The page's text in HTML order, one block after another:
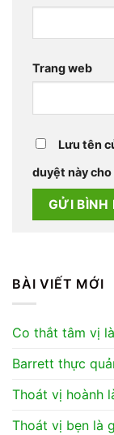
Trang web
Lưu tên
duyệt này
BÀI VIẾT MỚI
Co thắt tâm vị
Barrett thực
Thoát vị hoành
Thoát vị bẹn là